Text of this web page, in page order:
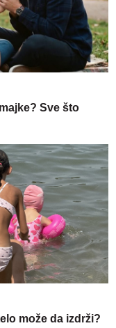
Sve što
može da izdrži?